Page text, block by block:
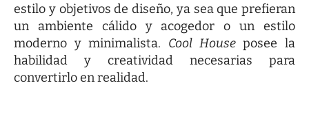
estilo y objetivos de diseño, ya sea que prefieran
un ambiente cálido y acogedor o un estilo
moderno y minimalista. Cool Houseposee la
habilidad y creatividad necesarias para
convertirlo en realidad.